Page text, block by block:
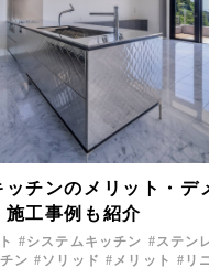
ッチンのメリット・デ
施工事例も紹介
システムキッチン
ステン
ン
ソリッド メリット リ